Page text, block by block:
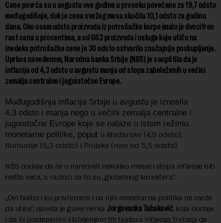
Cene povrća su u avgustu ove godine u proseku povećane za 19,7 odsto
međugodišnje, dok je cena svežeg mesa skočila 10,1 odsto za godinu
dana. Oko osam odsto proizvoda iz potrošačke korpe imalo je dvocifren
rast cena u procentima, a od 662 proizvoda i usluga koje utiču na
inedeks potrošačke cene je 30 odsto ostvarilo značajnije poskupljenje.
Uprkos navedenom, Narodna banka Srbije (NBS) je saopštila da je
inflacija od 4,3 odsto u avgustu manja od stopa zabeleženih u većini
zemalja centralne i jugoistočne Evrope.
Muđugodišnja inflacija Srbije u avgustu je iznosila
4,3 odsto i manja nego u većini zemalja centralne i
jugoistočne Evrope koje se nalaze u istom režimu
monetarne politike, poput u Mađarske (4,9 odsto),
Rumunije (5,3 odsto) i Poljske (nivo od 5,5 odsto).
NBS dodaje da će u narednih nekoliko meseci stopa inflacije biti
nešto veća, a razlozi za to su „globalnog karaktera“.
„Ovi faktori su privremeni i na njih monetarna politika ne može
da utiče“, navela je guvernerka Јоrgovanka Tabaković, koja dodaje
i da bi postepenim slabljenjem tih faktora inflacija trebala da